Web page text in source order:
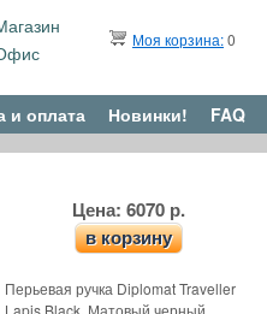
Моя корзина:0
и оплата Новинки! FAQ
Цена: 6070 р.
в корзину
Перьевая ручка Diplomat Traveller
Lapis Black. Матовый черный